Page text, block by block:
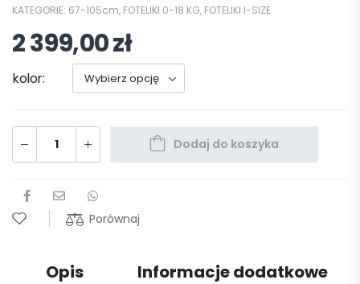
KATEGORIE: 67-105cm, FOTELIKI 0-18 KG, FOTELIKI I-SIZE
2 399,00zł
kolor
Dodaj do koszyka
Porównaj
Opis Informacje dodatkowe